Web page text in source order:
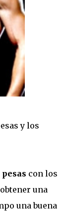
y los
con los
una
una buena